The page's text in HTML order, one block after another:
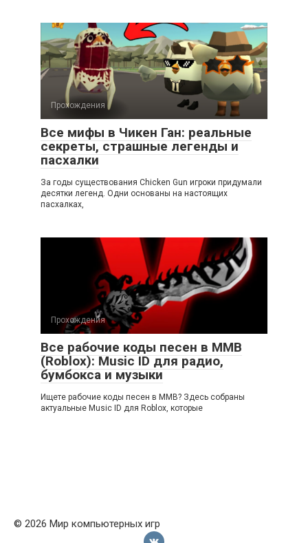
Прохождения
Все мифы в Чикен Ган: реальные
секреты, страшные легенды и
пасхалки
За годы существования Chicken Gun игроки придумали
десятки легенд. Одни основаны на настоящих
пасхалках,
Прохождения
Все рабочие коды песен в ММВ
(Roblox): Music ID для радио,
бумбокса и музыки
Ищете рабочие коды песен в ММВ? Здесь собраны
актуальные Music ID для Roblox, которые
© 2026 Мир компьютерных игр